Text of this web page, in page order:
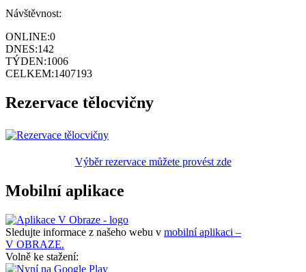
Návštěvnost:
ONLINE:0
DNES:142
TÝDEN:1006
CELKEM:1407193
Rezervace tělocvičny
Výběr rezervace můžete provést zde
Mobilní aplikace
Sledujte informace z našeho webu v mobilní aplikaci –
V OBRAZE.
Volně ke stažení: